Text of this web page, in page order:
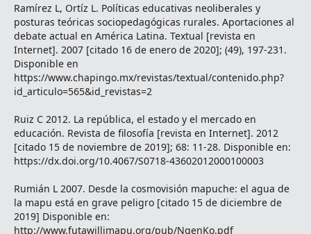
Ramírez L, Ortíz L. Políticas educativas neoliberales y
posturas teóricas sociopedagógicas rurales. Aportaciones al
debate actual en América Latina. Textual [revista en
Internet]. 2007 [citado 16 de enero de 2020]; (49), 197-231.
Disponible en
https://www.chapingo.mx/revistas/textual/contenido.php?
id_articulo=565&id_revistas=2
Ruiz C 2012. La república, el estado y el mercado en
educación. Revista de filosofía [revista en Internet]. 2012
[citado 15 de noviembre de 2019]; 68: 11-28. Disponible en:
https://dx.doi.org/10.4067/S0718-43602012000100003
Rumián L 2007. Desde la cosmovisión mapuche: el agua de
la mapu está en grave peligro [citado 15 de diciembre de
2019] Disponible en:
http://www.futawillimapu.org/pub/NgenKo.pdf